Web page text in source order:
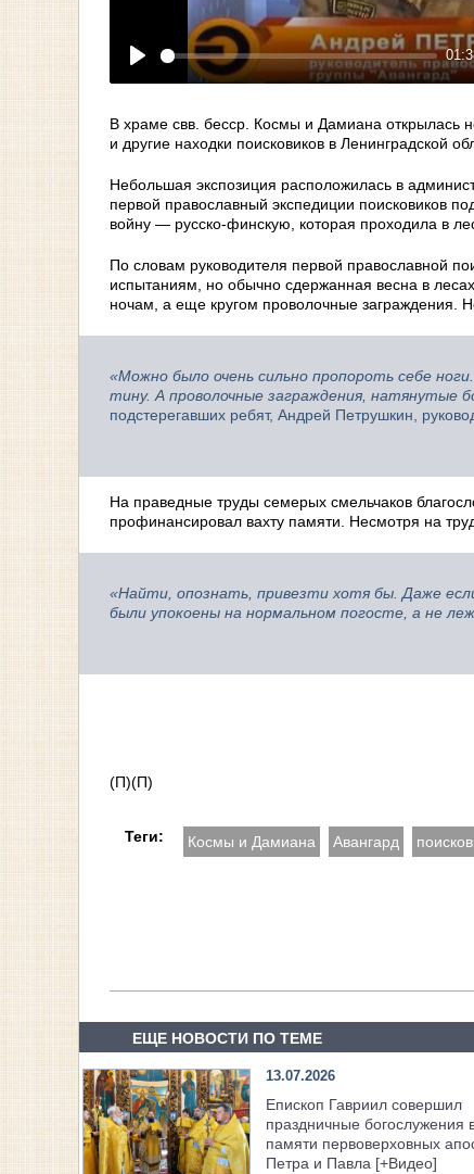
В храме свв. бесср. Космы и Дамиана открылась
и другие находки поисковиков в Ленинградской
Небольшая экспозиция расположилась в
первой православный экспедиции поисковиков
войну — русско-финскую, которая проходила в
По словам руководителя первой православной
испытаниям, но обычно сдержанная весна в
ночам, а еще кругом проволочные заграждения.
«Можно было очень сильно пропороть себе
тину. А проволочные заграждения, натянутые
подстерегавших ребят, Андрей Петрушкин,
На праведные труды семерых смельчаков
профинансировал вахту памяти. Несмотря на
«Найти, опознать, привезти хотя бы. Даже
были упокоены на нормальном погосте, а не
(П)(П)
Теги: Космы и Дамиана Авангард
ЕЩЕ НОВОСТИ ПО ТЕМЕ
13.07.2026
Епископ Гавриил совершил
праздничные богослужения
памяти первоверховных
Петра и Павла [+Видео]